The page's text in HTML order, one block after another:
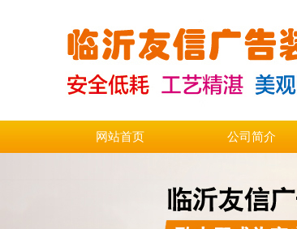
网站首页 公司简介